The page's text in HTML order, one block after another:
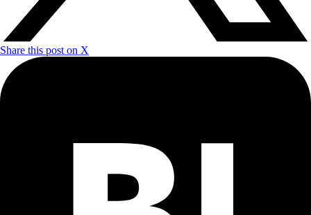
Share this post on X